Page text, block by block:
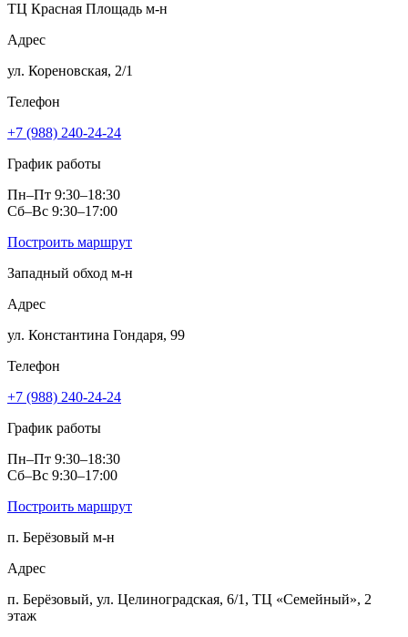
ТЦ Красная Площадь м‑н
Адрес
ул. Кореновская, 2/1
Телефон
+7 (988) 240-24-24
График работы
Пн–Пт 9:30–18:30
Сб–Вс 9:30–17:00
Построить маршрут
Западный обход м‑н
Адрес
ул. Константина Гондаря, 99
Телефон
+7 (988) 240-24-24
График работы
Пн–Пт 9:30–18:30
Сб–Вс 9:30–17:00
Построить маршрут
п. Берёзовый м‑н
Адрес
п. Берёзовый, ул. Целиноградская, 6/1, ТЦ «Семейный», 2
этаж